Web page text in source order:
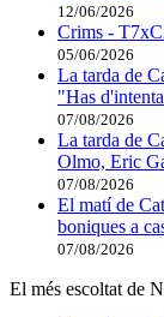
12/06/2026
Crims -
05/06/2026
La tarda de
"Has
07/08/2026
La tarda de
Olmo, Eric
07/08/2026
El matí de
boniques a
07/08/2026
El més escoltat de